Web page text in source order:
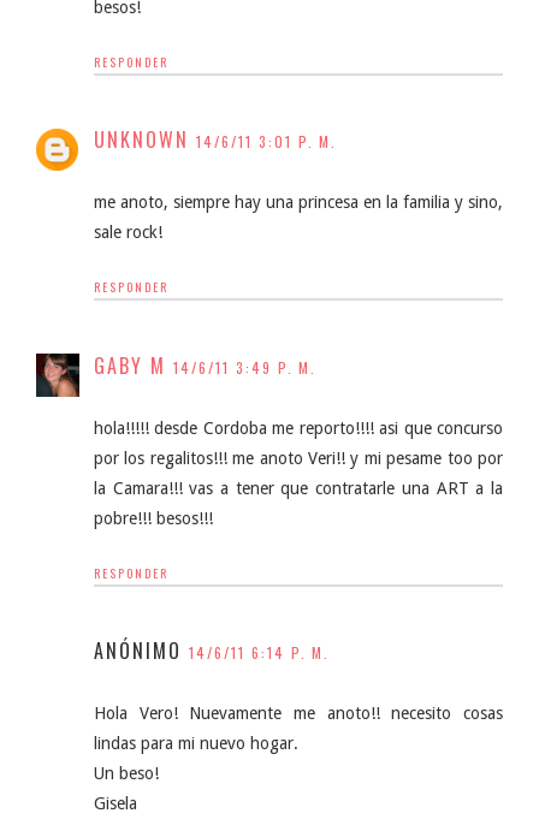
besos!
RESPONDER
UNKNOWN 14/6/11 3:01 P. M.
me anoto, siempre hay una princesa en la familia y sino,
sale rock!
RESPONDER
GABY M 14/6/11 3:49 P. M.
hola!!!!! desde Cordoba me reporto!!!! asi que concurso
por los regalitos!!! me anoto Veri!! y mi pesame too por
la Camara!!! vas a tener que contratarle una ART a la
pobre!!! besos!!!
RESPONDER
ANÓNIMO 14/6/11 6:14 P. M.
Hola Vero! Nuevamente me anoto!! necesito cosas
lindas para mi nuevo hogar.
Un beso!
Gisela